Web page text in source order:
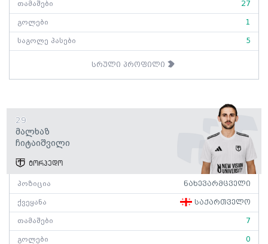
თამაშები 27
გოლები 1
საგოლე პასები 5
სრული პროფილი
29
Მალხაზ
Ჩიტაიშვილი
ტორპედო
პოზიცია ნახევარმცველი
ქვეყანა საქართველო
თამაშები 7
გოლები 0